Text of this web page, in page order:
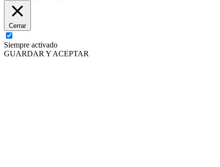
Cerrar
Siempre activado
GUARDAR Y ACEPTAR